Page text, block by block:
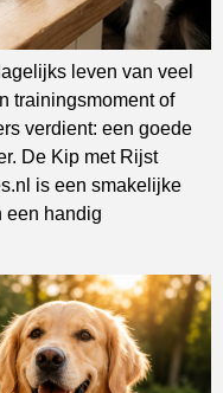
leven van veel
trainingsmoment of
verdient: een goede
De Kip met Rijst
is een smakelijke
een handig